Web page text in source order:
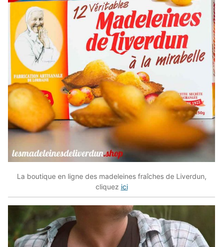
La boutique en ligne des madeleines fraîches de Liverdun,
cliquez ici